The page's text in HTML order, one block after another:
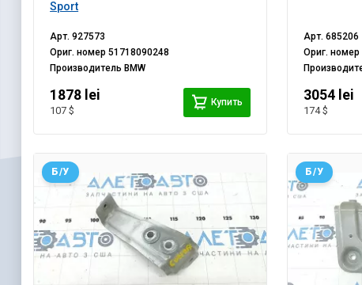
Sport
Арт.927573
Ориг. номер51718090248
Производитель BMW
1878 lei
107 $
Купить
Арт.685206
Ориг. номер
3054 lei
174 $
Б/У Б/У